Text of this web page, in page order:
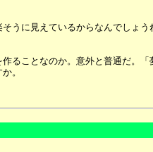
うに見えているからなんでしょう
ることなのか。意外と普通だ。「
。